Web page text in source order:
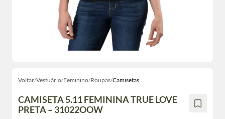
Voltar/Vestuário/Feminino/Roupas/Camisetas
CAMISETA 5.11 FEMININA TRUE LOVE
PRETA – 31022OOW